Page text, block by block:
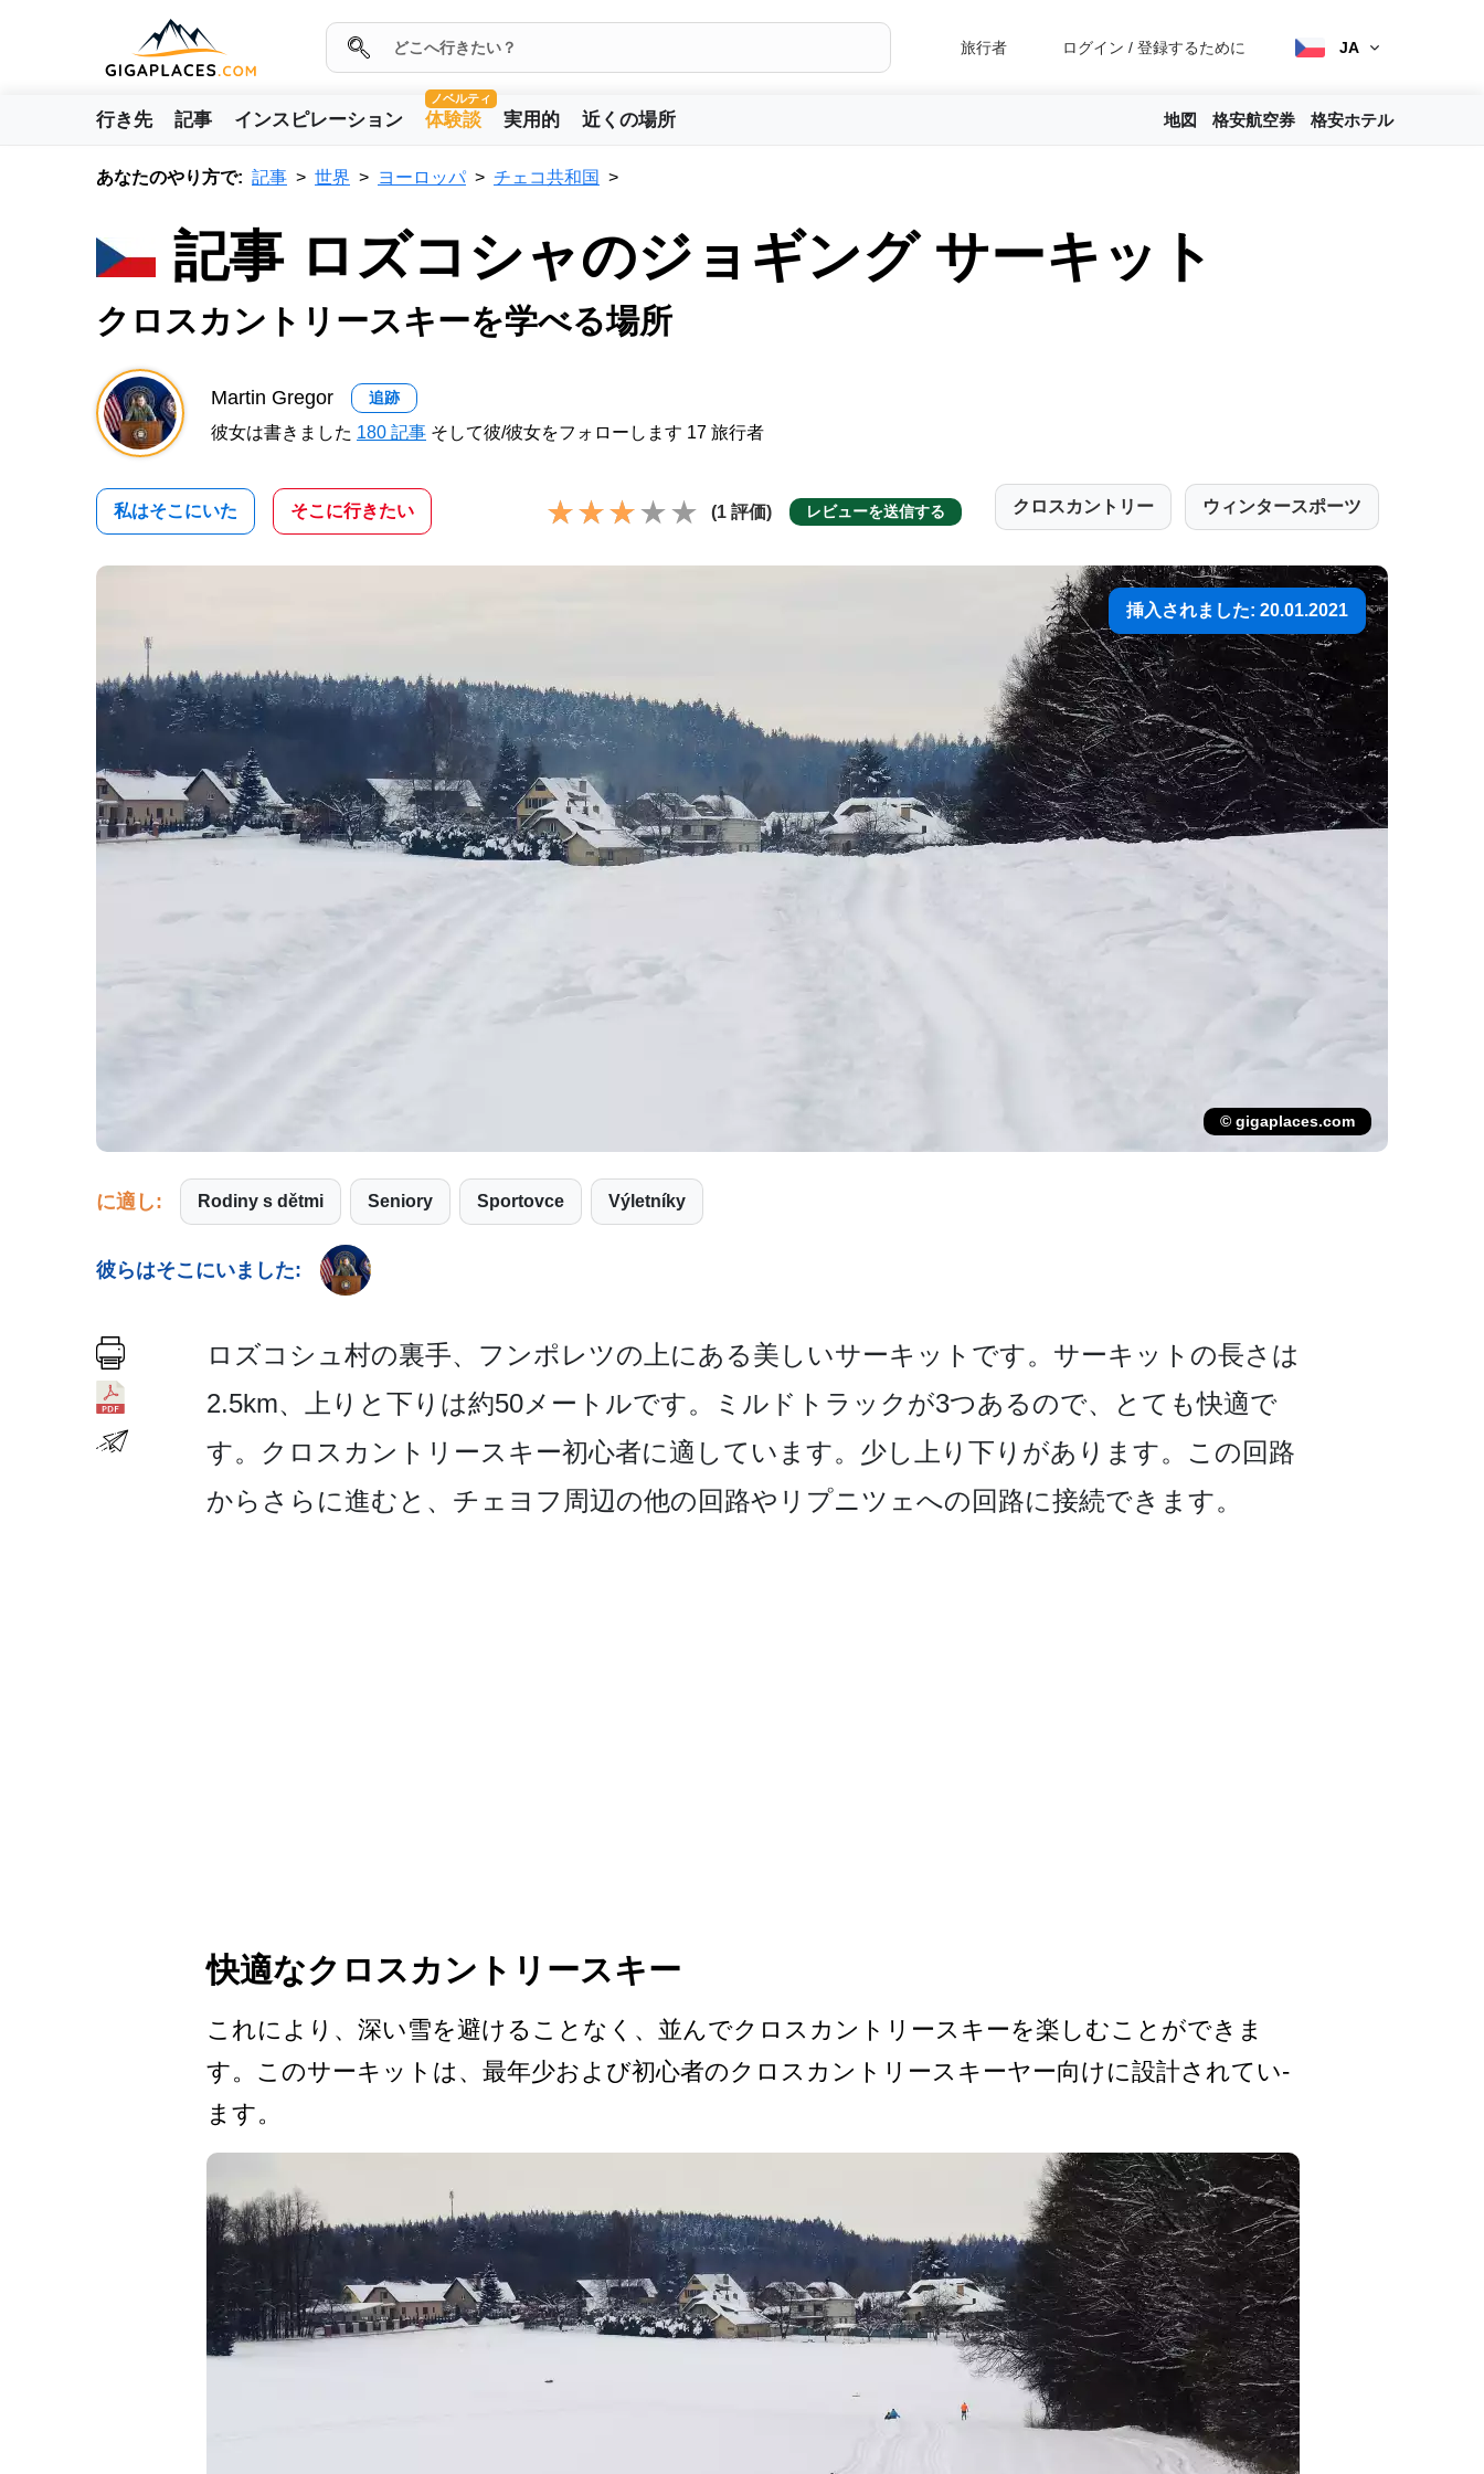
旅行者 ログイン / 登録するために JA
行き先 記事 インスピレーション
ノベルティ
体験談 実用的 近くの場所 地図 格安航空券 格安ホテル
あなたのやり方で: 記事 世界 ヨーロッパ チェコ共和国
記事 ロズコシャのジョギング サーキット
クロスカントリースキーを学べる場所
Martin Gregor 追跡
彼女は書きました 180 記事 そして彼/彼女をフォローします 17 旅行者
私はそこにいた そこに行きたい (1 評価) レビューを送信する クロスカントリー ウィンタースポーツ
挿入されました: 20.01.2021
© gigaplaces.com
に適し: Rodiny s dětmi Seniory Sportovce Výletníky
彼らはそこにいました:
ロズコシュ村の裏手、フンポ­レツの上にある美しいサーキットです。サーキットの­長さは
2.5km、上りと下りは約­50メートルです。ミルドトラックが3つあるので、­とても快適で
す。クロスカントリースキー初心者に適­しています。少し上り下りがあります。この回路
から­さらに進むと、チェヨフ周辺の他の回路やリプニツェ­への回路に接続できます。
快適なクロスカントリースキー
これにより、深い雪を避ける­ことなく、並んでクロスカントリースキーを楽しむこ­とができま
す。このサーキットは、最年少および初心­者のクロスカントリースキーヤー向けに設計されてい­
ます。